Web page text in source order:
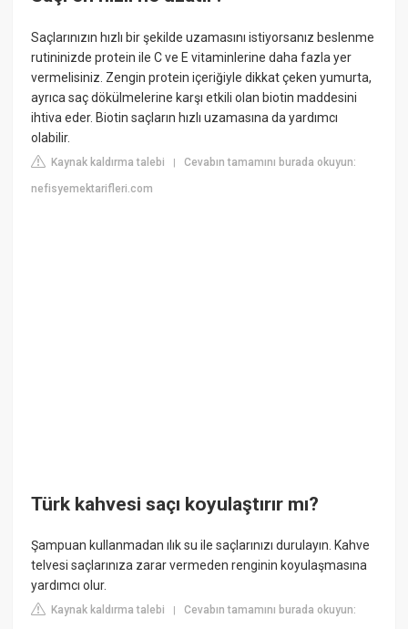
Saçlarınızın hızlı bir şekilde uzamasını istiyorsanız beslenme
rutininizde protein ile C ve E vitaminlerine daha fazla yer
vermelisiniz. Zengin protein içeriğiyle dikkat çeken yumurta,
ayrıca saç dökülmelerine karşı etkili olan biotin maddesini
ihtiva eder. Biotin saçların hızlı uzamasına da yardımcı
olabilir.
Kaynak kaldırma talebi |Cevabın tamamını burada okuyun:
nefisyemektarifleri.com
Türk kahvesi saçı koyulaştırır mı?
Şampuan kullanmadan ılık su ile saçlarınızı durulayın. Kahve
telvesi saçlarınıza zarar vermeden renginin koyulaşmasına
yardımcı olur.
Kaynak kaldırma talebi |Cevabın tamamını burada okuyun: